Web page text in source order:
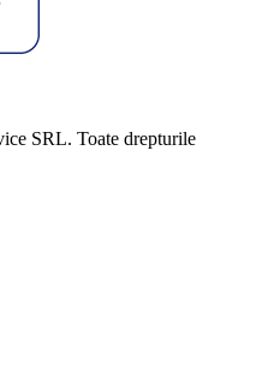
SRL. Toate drepturile